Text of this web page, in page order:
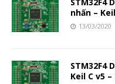
nhấn –
13/03/2020
STM32F4
Keil C v5